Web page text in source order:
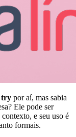
try por aí, mas sabia
Ele pode ser
e seu uso é
formais.